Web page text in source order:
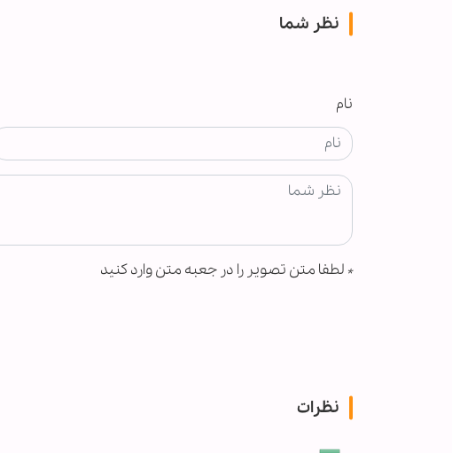
نظر شما
نام
* لطفا متن تصویر را در جعبه متن وارد کنید
نظرات